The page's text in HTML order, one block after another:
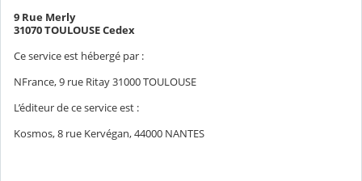
9 Rue Merly
31070 TOULOUSE Cedex
Ce service est hébergé par :
NFrance, 9 rue Ritay 31000 TOULOUSE
L’éditeur de ce service est :
Kosmos, 8 rue Kervégan, 44000 NANTES